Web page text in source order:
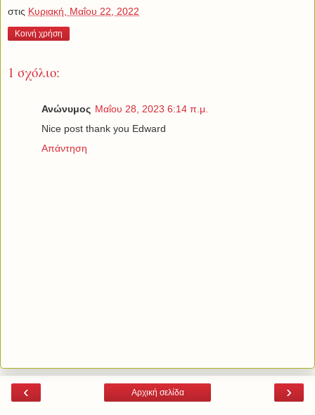
στις Κυριακή, Μαΐου 22, 2022
Κοινή χρήση
1 σχόλιο:
Ανώνυμος Μαΐου 28, 2023 6:14 π.μ.
Nice post thank you Edward
Απάντηση
‹ ›
Αρχική σελίδα